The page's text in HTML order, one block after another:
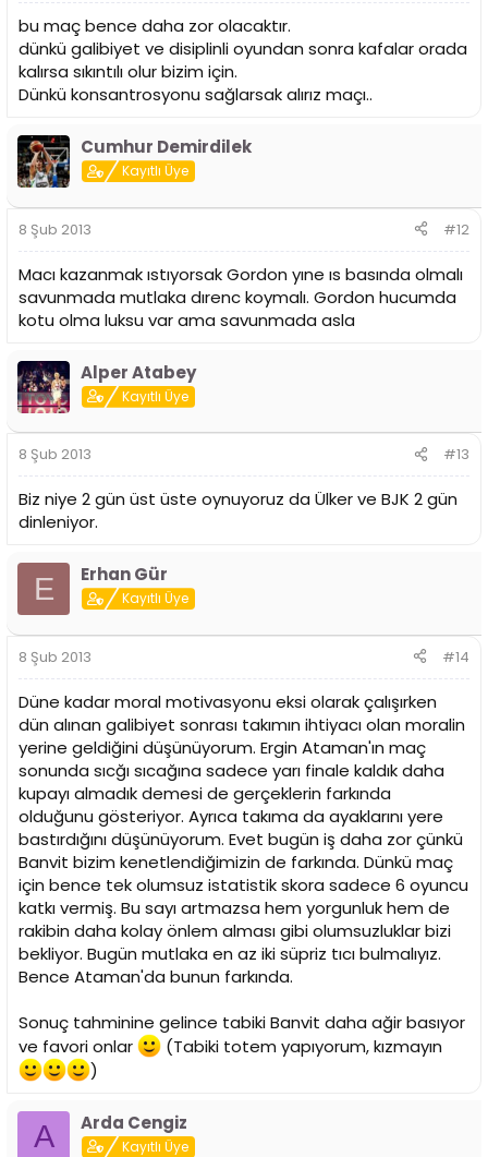
bu maç bence daha zor olacaktır.
dünkü galibiyet ve disiplinli oyundan sonra kafalar orada
kalırsa sıkıntılı olur bizim için.
Dünkü konsantrosyonu sağlarsak alırız maçı..
Cumhur Demirdilek
Kayıtlı Üye
8 Şub 2013 #12
Macı kazanmak ıstıyorsak Gordon yıne ıs basında olmalı
savunmada mutlaka dırenc koymalı. Gordon hucumda
kotu olma luksu var ama savunmada asla
Alper Atabey
Kayıtlı Üye
8 Şub 2013 #13
Biz niye 2 gün üst üste oynuyoruz da Ülker ve BJK 2 gün
dinleniyor.
E Erhan Gür
Kayıtlı Üye
8 Şub 2013 #14
Düne kadar moral motivasyonu eksi olarak çalışırken
dün alınan galibiyet sonrası takımın ihtiyacı olan moralin
yerine geldiğini düşünüyorum. Ergin Ataman'ın maç
sonunda sıcğı sıcağına sadece yarı finale kaldık daha
kupayı almadık demesi de gerçeklerin farkında
olduğunu gösteriyor. Ayrıca takıma da ayaklarını yere
bastırdığını düşünüyorum. Evet bugün iş daha zor çünkü
Banvit bizim kenetlendiğimizin de farkında. Dünkü maç
için bence tek olumsuz istatistik skora sadece 6 oyuncu
katkı vermiş. Bu sayı artmazsa hem yorgunluk hem de
rakibin daha kolay önlem alması gibi olumsuzluklar bizi
bekliyor. Bugün mutlaka en az iki süpriz tıcı bulmalıyız.
Bence Ataman'da bunun farkında.
Sonuç tahminine gelince tabiki Banvit daha ağir basıyor
ve favori onlar
(Tabiki totem yapıyorum, kızmayın
)
A Arda Cengiz
Kayıtlı Üye